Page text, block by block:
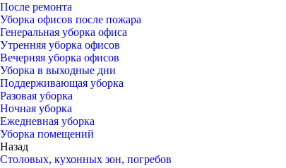
После ремонта
Уборка офисов после пожара
Генеральная уборка офиса
Утренняя уборка офисов
Вечерняя уборка офисов
Уборка в выходные дни
Поддерживающая уборка
Разовая уборка
Ночная уборка
Ежедневная уборка
Уборка помещений
Назад
Столовых, кухонных зон, погребов